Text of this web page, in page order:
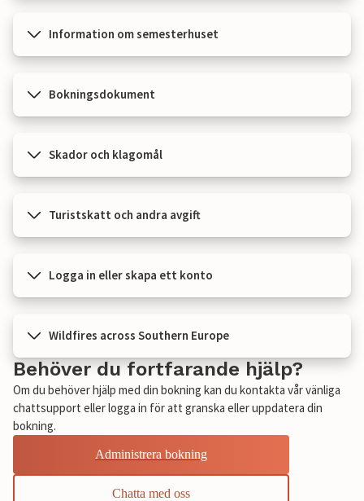
Information om semesterhuset
Bokningsdokument
Skador och klagomål
Turistskatt och andra avgift
Logga in eller skapa ett konto
Wildfires across Southern Europe
Behöver du fortfarande hjälp?
Om du behöver hjälp med din bokning kan du kontakta vår vänliga
chattsupport eller logga in för att granska eller uppdatera din
bokning.
Administrera bokning
Chatta med oss